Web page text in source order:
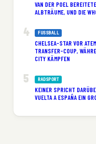
VAN DER POEL
ALBTRÄUME, UND DIE
FUSSBALL
CHELSEA-STAR VOR
TRANSFER-COUP,
CITY KÄMPFEN
RADSPORT
KEINER SPRICHT
VUELTA A ESPAÑA EIN